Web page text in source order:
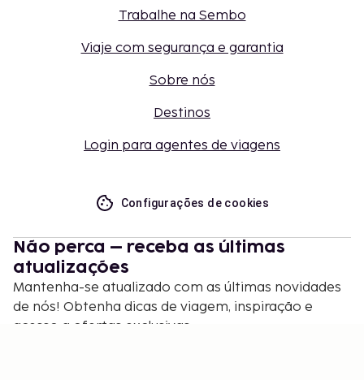
Trabalhe na Sembo
Viaje com segurança e garantia
Sobre nós
Destinos
Login para agentes de viagens
Configurações de cookies
Não perca – receba as últimas
atualizações
Mantenha-se atualizado com as últimas novidades
de nós! Obtenha dicas de viagem, inspiração e
acesso a ofertas exclusivas.